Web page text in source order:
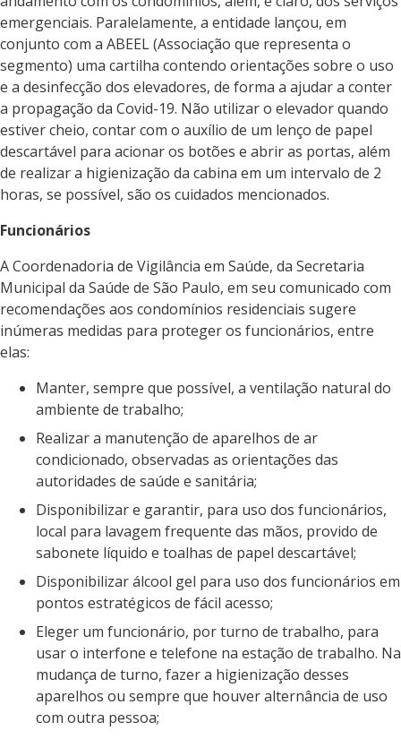
emergenciais. Paralelamente, a entidade lançou, em
conjunto com a ABEEL (Associação que representa o
segmento) uma cartilha contendo orientações sobre o uso
e a desinfecção dos elevadores, de forma a ajudar a conter
a propagação da Covid-19. Não utilizar o elevador quando
estiver cheio, contar com o auxílio de um lenço de papel
descartável para acionar os botões e abrir as portas, além
de realizar a higienização da cabina em um intervalo de 2
horas, se possível, são os cuidados mencionados.
Funcionários
A Coordenadoria de Vigilância em Saúde, da Secretaria
Municipal da Saúde de São Paulo, em seu comunicado com
recomendações aos condomínios residenciais sugere
inúmeras medidas para proteger os funcionários, entre
elas:
Manter, sempre que possível, a ventilação natural do
ambiente de trabalho;
Realizar a manutenção de aparelhos de ar
condicionado, observadas as orientações das
autoridades de saúde e sanitária;
Disponibilizar e garantir, para uso dos funcionários,
local para lavagem frequente das mãos, provido de
sabonete líquido e toalhas de papel descartável;
Disponibilizar álcool gel para uso dos funcionários em
pontos estratégicos de fácil acesso;
Eleger um funcionário, por turno de trabalho, para
usar o interfone e telefone na estação de trabalho. Na
mudança de turno, fazer a higienização desses
aparelhos ou sempre que houver alternância de uso
com outra pessoa;